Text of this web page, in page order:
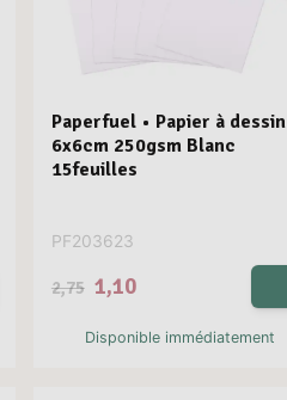
Paperfuel • Papier à dessin
6x6cm 250gsm Blanc
15feuilles
PF203623
2,75 1,10
Disponible immédiatement